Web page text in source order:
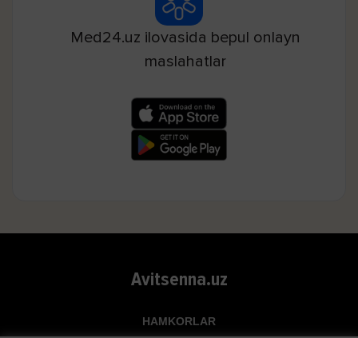
Med24.uz ilovasida bepul onlayn
maslahatlar
Avitsenna.uz
HAMKORLAR